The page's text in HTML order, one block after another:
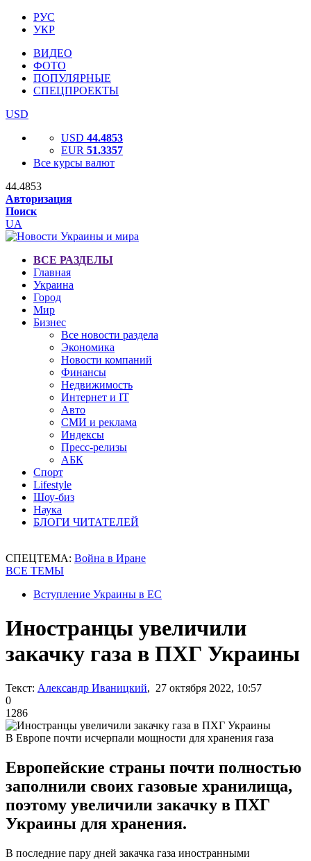
РУС
УКР
ВИДЕО
ФОТО
ПОПУЛЯРНЫЕ
СПЕЦПРОЕКТЫ
USD
USD 44.4853
EUR 51.3357
Все курсы валют
44.4853
Авторизация
Поиск
UA
ВСЕ РАЗДЕЛЫ
Главная
Украина
Город
Мир
Бизнес
Все новости раздела
Экономика
Новости компаний
Финансы
Недвижимость
Интернет и IT
Авто
СМИ и реклама
Индексы
Пресс-релизы
АБК
Спорт
Lifestyle
Шоу-биз
Наука
БЛОГИ ЧИТАТЕЛЕЙ
СПЕЦТЕМА: Война в Иране
ВСЕ ТЕМЫ
Вступление Украины в ЕС
Иностранцы увеличили
закачку газа в ПХГ Украины
Текст: Александр Иваницкий, 27 октября 2022, 10:57
0
1286
В Европе почти исчерпали мощности для хранения газа
Европейские страны почти полностью
заполнили своих газовые хранилища,
поэтому увеличили закачку в ПХГ
Украины для хранения.
В последние пару дней закачка газа иностранными